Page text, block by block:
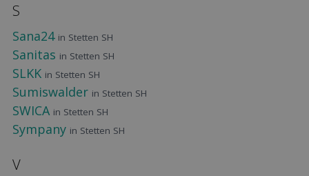
S
Sana24 in Stetten SH
Sanitas in Stetten SH
SLKK in Stetten SH
Sumiswalder in Stetten SH
SWICA in Stetten SH
Sympany in Stetten SH
V